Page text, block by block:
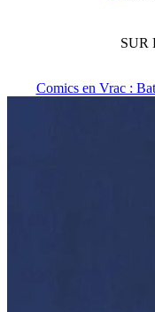
SUR
Comics en Vrac :